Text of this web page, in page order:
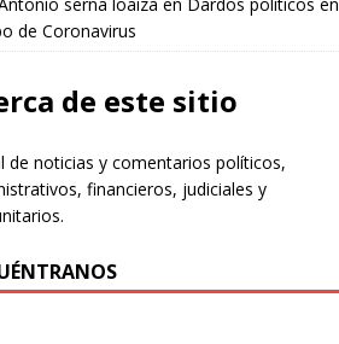
de Coronavirus
de este sitio
de noticias y comentarios políticos,
financieros, judiciales y